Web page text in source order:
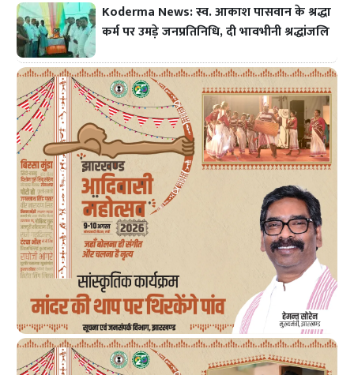
Koderma News: स्व. आकाश पासवान के श्रद्धा
कर्म पर उमड़े जनप्रतिनिधि, दी भावभीनी श्रद्धांजलि